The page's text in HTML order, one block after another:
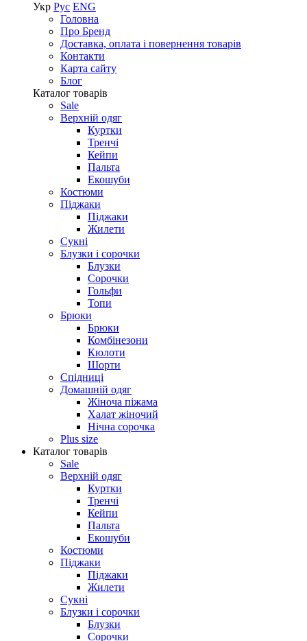
Укр Рус ENG
Головна
Про Бренд
Доставка, оплата і повернення товарів
Контакти
Карта сайту
Блог
Каталог товарів
Sale
Верхній одяг
Куртки
Тренчі
Кейпи
Пальта
Екошуби
Костюми
Піджаки
Піджаки
Жилети
Сукні
Блузки і сорочки
Блузки
Сорочки
Гольфи
Топи
Брюки
Брюки
Комбінезони
Кюлоти
Шорти
Спідниці
Домашній одяг
Жіноча піжама
Халат жіночий
Нічна сорочка
Plus size
Каталог товарів
Sale
Верхній одяг
Куртки
Тренчі
Кейпи
Пальта
Екошуби
Костюми
Піджаки
Піджаки
Жилети
Сукні
Блузки і сорочки
Блузки
Сорочки